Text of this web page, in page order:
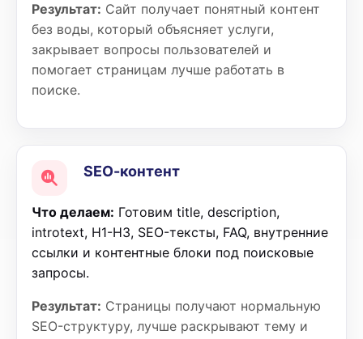
Результат: Сайт получает понятный контент
без воды, который объясняет услуги,
закрывает вопросы пользователей и
помогает страницам лучше работать в
поиске.
SEO-контент
Что делаем: Готовим title, description,
introtext, H1-H3, SEO-тексты, FAQ, внутренние
ссылки и контентные блоки под поисковые
запросы.
Результат: Страницы получают нормальную
SEO-структуру, лучше раскрывают тему и